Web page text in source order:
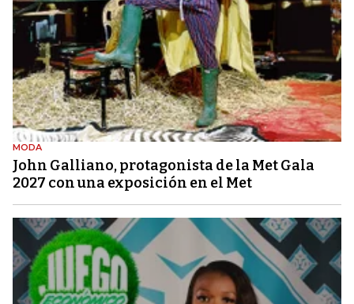
MODA
John Galliano, protagonista de la Met Gala
2027 con una exposición en el Met